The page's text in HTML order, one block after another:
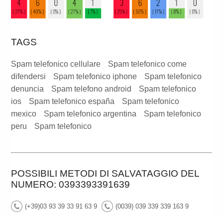
TAGS
Spam telefonico cellulare
Spam telefonico come
difendersi
Spam telefonico iphone
Spam telefonico
denuncia
Spam telefono android
Spam telefonico
ios
Spam telefonico españa
Spam telefonico
mexico
Spam telefonico argentina
Spam telefonico
peru
Spam telefonico
POSSIBILI METODI DI SALVATAGGIO DEL
NUMERO: 0393393391639
(+39)03 93 39 33 91 63 9 (0039) 039 339 339 163 9